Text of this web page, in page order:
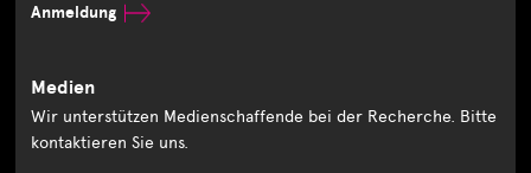
Anmeldung
Medien
Wir unterstützen Medienschaffende bei der Recherche. Bitte
kontaktieren Sie uns.